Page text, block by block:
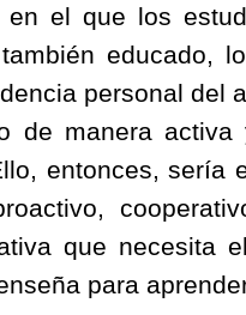
el que los
educado,
personal del
de manera
entonces, sería
que necesita
para